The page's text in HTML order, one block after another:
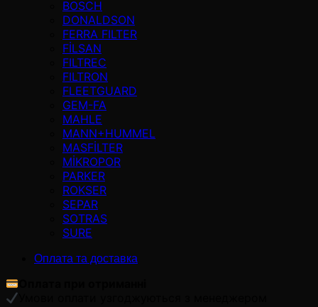
BOSCH
DONALDSON
FERRA FILTER
FİLSAN
FILTREC
FILTRON
FLEETGUARD
GEM-FA
MAHLE
MANN+HUMMEL
MASFİLTER
MİKROPOR
PARKER
ROKSER
SEPAR
SOTRAS
SURE
Оплата та доставка